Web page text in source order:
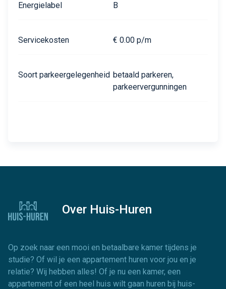
Energielabel B
Servicekosten € 0.00 p/m
Soort parkeergelegenheid betaald parkeren,
parkeervergunningen
Over Huis-Huren
Op zoek naar een mooi en betaalbare kamer tijdens je
studie? Of wil je een appartement huren voor jou en je
relatie? Wij hebben alles! Of je nu een kamer, een
appartement of een heel huis wilt gaan huren bij huis-